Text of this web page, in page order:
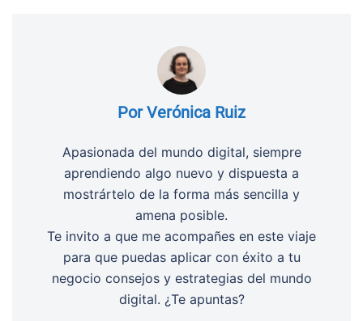
Por Verónica Ruiz
Apasionada del mundo digital, siempre
aprendiendo algo nuevo y dispuesta a
mostrártelo de la forma más sencilla y
amena posible.
Te invito a que me acompañes en este viaje
para que puedas aplicar con éxito a tu
negocio consejos y estrategias del mundo
digital. ¿Te apuntas?